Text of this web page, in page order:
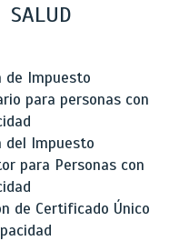
SALUD
de Impuesto
para personas con
del Impuesto
para Personas con
de Certificado Único